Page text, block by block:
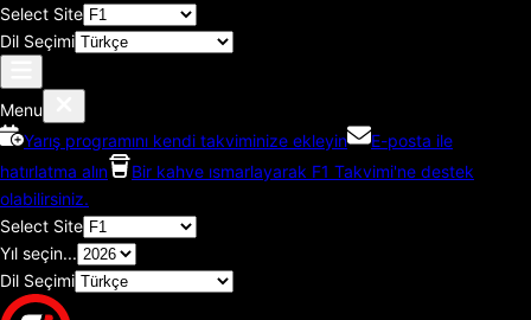
Select Site
Dil Seçimi
Menu
Yarış programını kendi takviminize ekleyin
E-posta ile
hatırlatma alın
Bir kahve ısmarlayarak F1 Takvimi'ne destek
olabilirsiniz.
Select Site
Yıl seçin...
Dil Seçimi